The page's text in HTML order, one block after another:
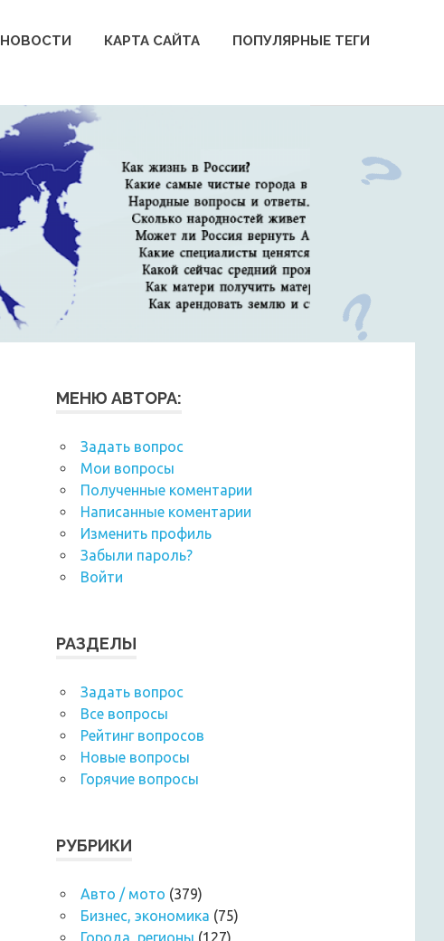
НОВОСТИ КАРТА САЙТА ПОПУЛЯРНЫЕ ТЕГИ
МЕНЮ АВТОРА:
Задать вопрос
Мои вопросы
Полученные коментарии
Написанные коментарии
Изменить профиль
Забыли пароль?
Войти
РАЗДЕЛЫ
Задать вопрос
Все вопросы
Рейтинг вопросов
Новые вопросы
Горячие вопросы
РУБРИКИ
Авто / мото (379)
Бизнес, экономика (75)
Города, регионы (127)